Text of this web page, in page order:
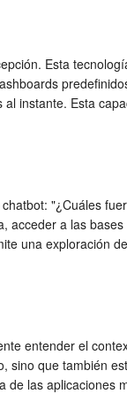
Esta
al instante. Esta
"¿Cuáles
acceder a las
una exploración
entender el
sino que también
de las aplicaciones